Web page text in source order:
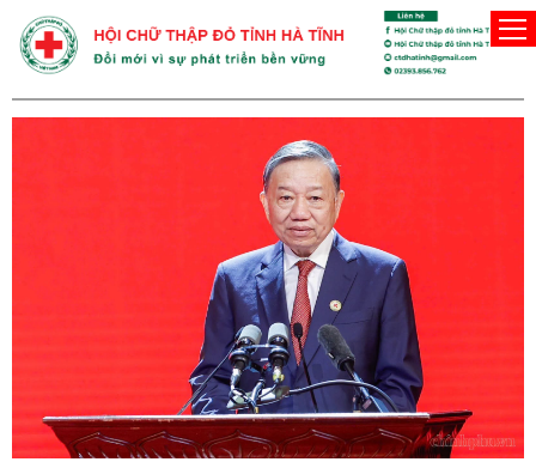
TRUNG ƯƠNG HỘI CHỮ THẬP ĐỎ VIỆT NAM